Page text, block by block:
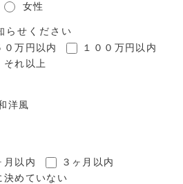
女性
らせください
０万円以内
１００万円以内
それ以上
洋風
月以内
３ヶ月以内
決めていない